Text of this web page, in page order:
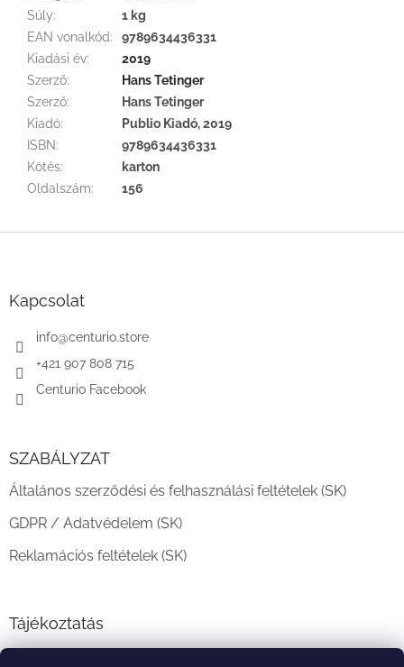
Súly:
1 kg
EAN vonalkód:
9789634436331
Kiadási év:
2019
Szerző:
Hans Tetinger
Szerző:
Hans Tetinger
Kiadó:
Publio Kiadó, 2019
ISBN:
9789634436331
Kötés:
karton
Oldalszám: 156
Kapcsolat
info@centurio.store
+421 907 808 715
Centurio Facebook
SZABÁLYZAT
Általános szerződési és felhasználási feltételek (SK)
GDPR / Adatvédelem (SK)
Reklamációs feltételek (SK)
Tájékoztatás